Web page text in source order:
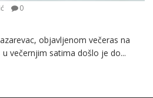
0
objavljenom večeras na
večernjim satima došlo je do...